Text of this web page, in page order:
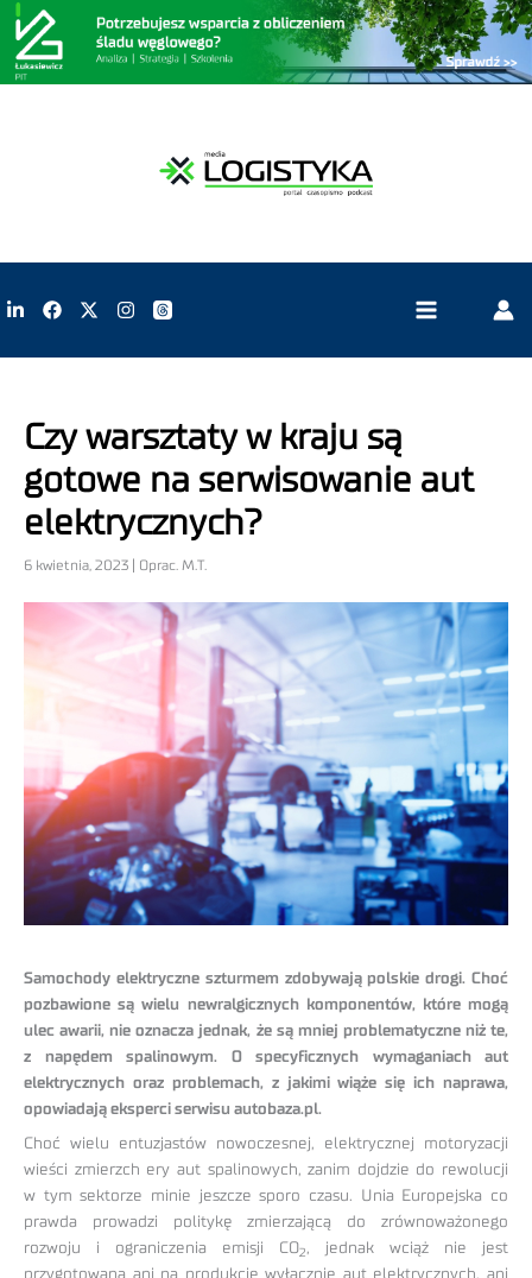
Czy warsztaty w kraju są
gotowe na serwisowanie aut
elektrycznych?
6 kwietnia, 2023 | Oprac. M.T.
Samochody elektryczne szturmem zdobywają polskie drogi. Choć
pozbawione są wielu newralgicznych komponentów, które mogą
ulec awarii, nie oznacza jednak, że są mniej problematyczne niż te,
z napędem spalinowym. O specyficznych wymaganiach aut
elektrycznych oraz problemach, z jakimi wiąże się ich naprawa,
opowiadają eksperci serwisu autobaza.pl.
Choć wielu entuzjastów nowoczesnej, elektrycznej motoryzacji
wieści zmierzch ery aut spalinowych, zanim dojdzie do rewolucji
w tym sektorze minie jeszcze sporo czasu. Unia Europejska co
prawda prowadzi politykę zmierzającą do zrównoważonego
rozwoju i ograniczenia emisji CO2 , jednak wciąż nie jest
przygotowana ani na produkcję wyłącznie aut elektrycznych, ani